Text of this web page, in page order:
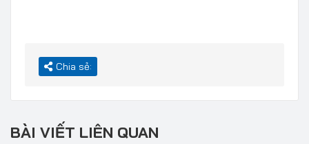
Chia sẻ:
BÀI VIẾT LIÊN QUAN